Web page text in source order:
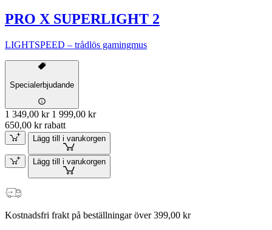
PRO X SUPERLIGHT 2
LIGHTSPEED – trådlös gamingmus
Specialerbjudande
1 349,00 kr 1 999,00 kr
650,00 kr rabatt
Lägg till i varukorgen
Lägg till i varukorgen
Kostnadsfri frakt på beställningar över 399,00 kr